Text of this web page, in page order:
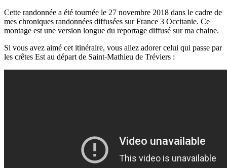
Cette randonnée a été tournée le 27 novembre 2018 dans le cadre de
mes chroniques randonnées diffusées sur France 3 Occitanie. Ce
montage est une version longue du reportage diffusé sur ma chaine.
Si vous avez aimé cet itinéraire, vous allez adorer celui qui passe par
les crêtes Est au départ de Saint-Mathieu de Tréviers :